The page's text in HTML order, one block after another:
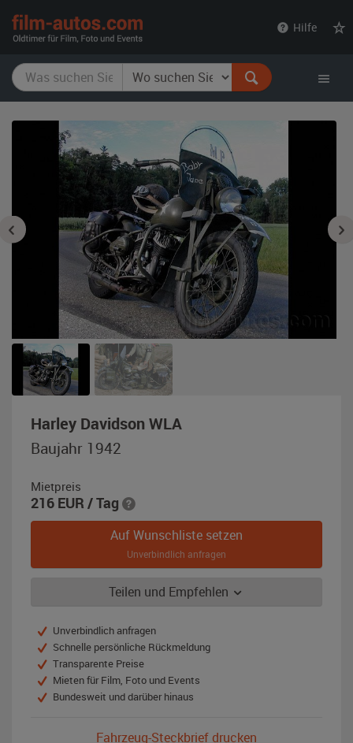
Hilfe
Harley Davidson WLA,
Baujahr 1942
Mietpreis
216 EUR / Tag
Auf Wunschliste setzen
Unverbindlich anfragen
Teilen und Empfehlen
Unverbindlich anfragen
Schnelle persönliche Rückmeldung
Transparente Preise
Mieten für Film, Foto und Events
Bundesweit und darüber hinaus
Fahrzeug-Steckbrief drucken